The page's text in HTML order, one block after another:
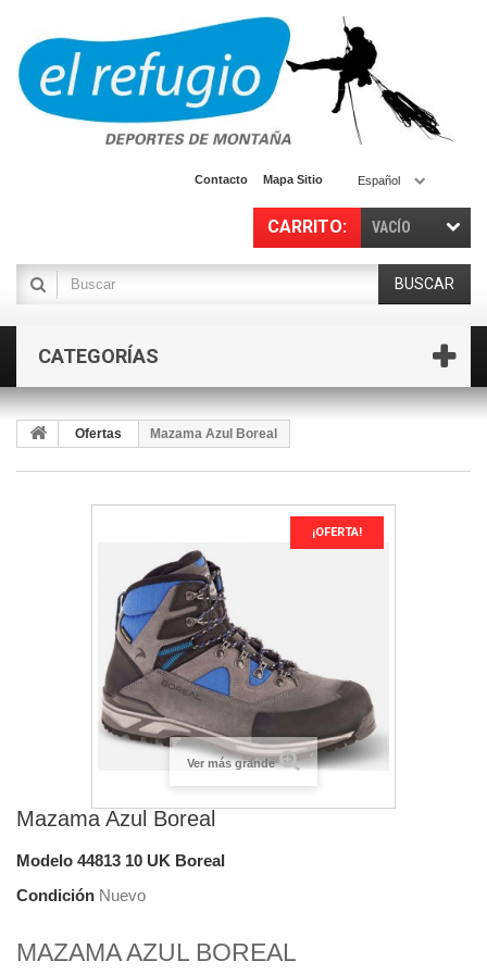
Español
Contacto Mapa Sitio
CARRITO: VACÍO
BUSCAR
CATEGORÍAS
Ofertas Mazama Azul Boreal
¡OFERTA!
Ver más grande
Mazama Azul Boreal
Modelo 44813 10 UK Boreal
Condición Nuevo
MAZAMA AZUL BOREAL